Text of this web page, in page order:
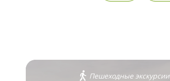
Пешеходные экскурсии